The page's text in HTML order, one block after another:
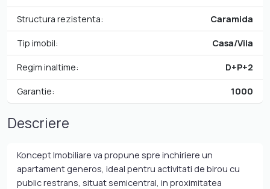
Structura rezistenta: Caramida
Tip imobil: Casa/Vila
Regim inaltime: D+P+2
Garantie: 1000
Descriere
Koncept Imobiliare va propune spre inchiriere un
apartament generos, ideal pentru activitati de birou cu
public restrans, situat semicentral, in proximitatea